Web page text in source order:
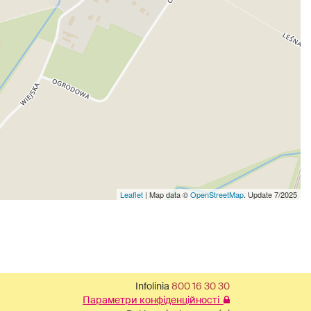
Leaflet | Map data ©OpenStreetMap. Update 7/2025
Infolinia 800 16 30 30
Параметри конфіденційності